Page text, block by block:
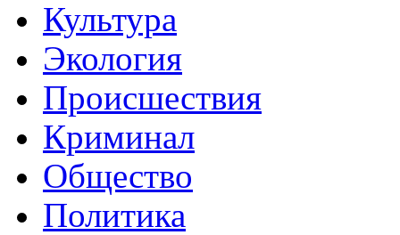
Культура
Экология
Происшествия
Криминал
Общество
Политика